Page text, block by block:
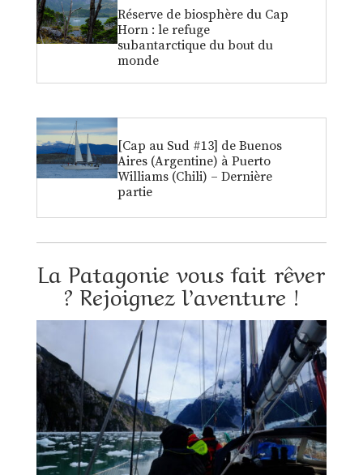
Réserve de biosphère du Cap
Horn : le refuge
subantarctique du bout du
monde
[Cap au Sud #13] de Buenos
Aires (Argentine) à Puerto
Williams (Chili) – Dernière
partie
La Patagonie vous fait rêver
? Rejoignez l’aventure !